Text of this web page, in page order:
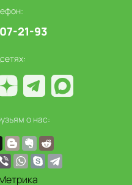
21-93
о нас: